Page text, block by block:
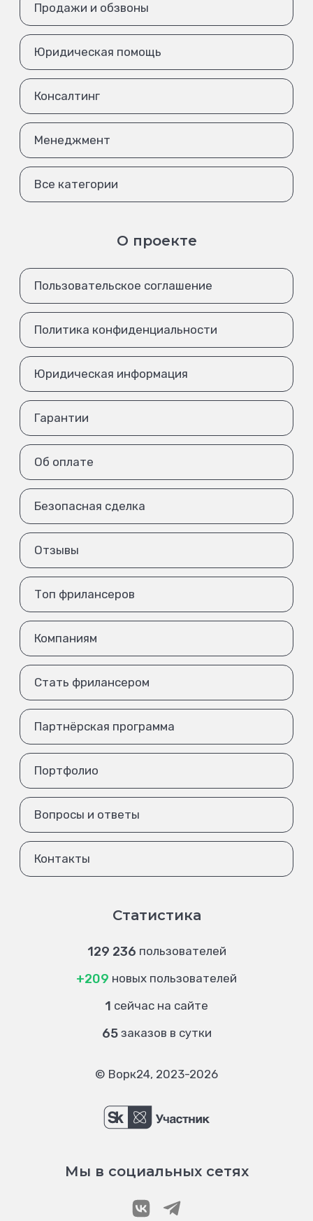
Продажи и обзвоны
Юридическая помощь
Консалтинг
Менеджмент
Все категории
О проекте
Пользовательское соглашение
Политика конфиденциальности
Юридическая информация
Гарантии
Об оплате
Безопасная сделка
Отзывы
Топ фрилансеров
Компаниям
Стать фрилансером
Партнёрская программа
Портфолио
Вопросы и ответы
Контакты
Статистика
129 236 пользователей
+209 новых пользователей
1 сейчас на сайте
65 заказов в сутки
© Ворк24, 2023-2026
Мы в социальных сетях